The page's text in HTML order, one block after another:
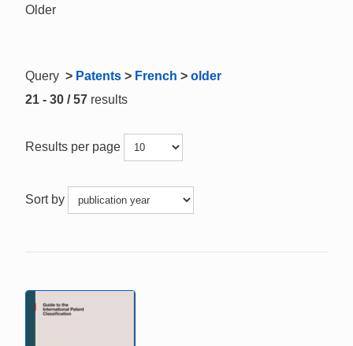
Older
Query > Patents > French > older
21 - 30 / 57 results
Results per page
Sort by